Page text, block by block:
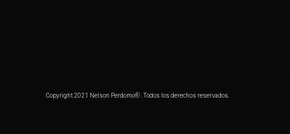
Copyright 2021 Nelson Perdomo® . Todos los derechos reservados.